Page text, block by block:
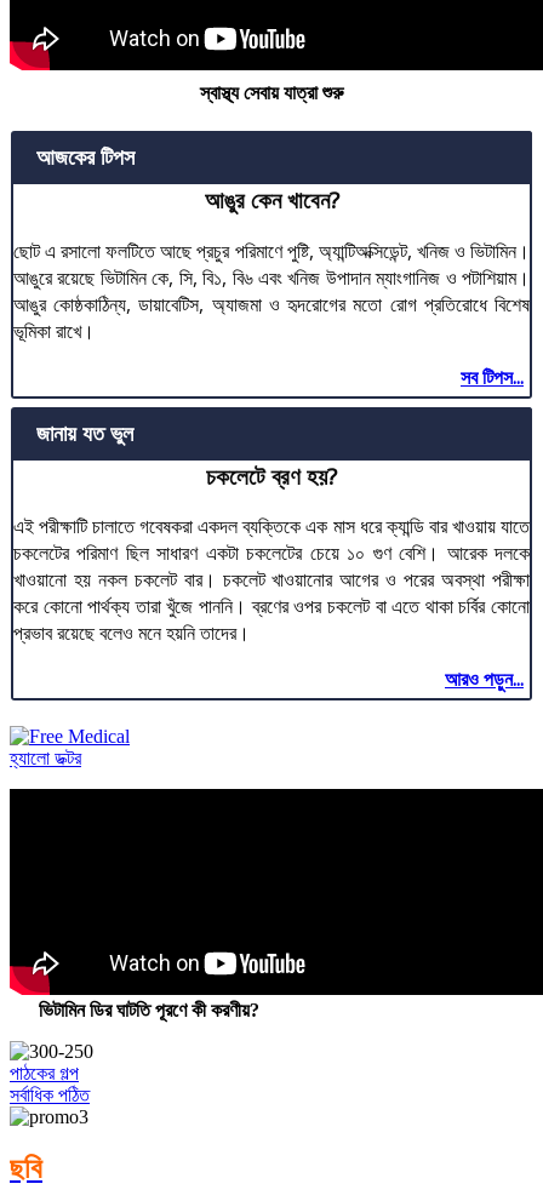
স্বাস্থ্য সেবায় যাত্রা শুরু
আজকের টিপস
আঙুর কেন খাবেন?
ছোট এ রসালো ফলটিতে আছে প্রচুর পরিমাণে পুষ্টি, অ্যান্টিঅক্সিডেন্ট, খনিজ ও ভিটামিন।
আঙুরে রয়েছে ভিটামিন কে, সি, বি১, বি৬ এবং খনিজ উপাদান ম্যাংগানিজ ও পটাশিয়াম।
আঙুর কোষ্ঠকাঠিন্য, ডায়াবেটিস, অ্যাজমা ও হৃদরোগের মতো রোগ প্রতিরোধে বিশেষ
ভূমিকা রাখে।
সব টিপস...
জানায় যত ভুল
চকলেটে ব্রণ হয়?
এই পরীক্ষাটি চালাতে গবেষকরা একদল ব্যক্তিকে এক মাস ধরে ক্যান্ডি বার খাওয়ায় যাতে
চকলেটের পরিমাণ ছিল সাধারণ একটা চকলেটের চেয়ে ১০ গুণ বেশি। আরেক দলকে
খাওয়ানো হয় নকল চকলেট বার। চকলেট খাওয়ানোর আগের ও পরের অবস্থা পরীক্ষা
করে কোনো পার্থক্য তারা খুঁজে পাননি। ব্রণের ওপর চকলেট বা এতে থাকা চর্বির কোনো
প্রভাব রয়েছে বলেও মনে হয়নি তাদের।
আরও পড়ুন...
হ্যালো ডক্টর
ভিটামিন ডির ঘাটতি পূরণে কী করণীয়?
পাঠকের গল্প
সর্বাধিক পঠিত
ছবি